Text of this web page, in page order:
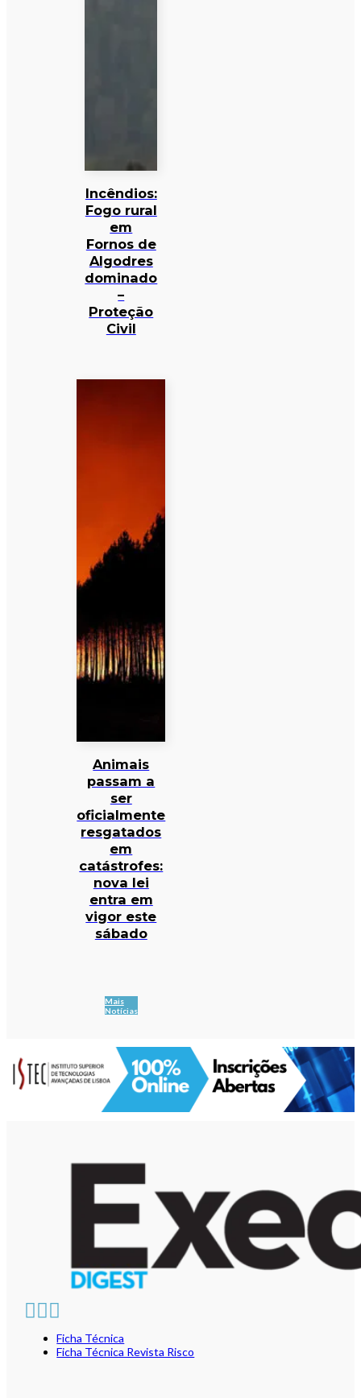
Incêndios:
Fogo rural
em
Fornos de
Algodres
dominado
–
Proteção
Civil
Animais
passam a
ser
oficialmente
resgatados
em
catástrofes:
nova lei
entra em
vigor este
sábado
Mais
Notícias
Ficha Técnica
Ficha Técnica Revista Risco